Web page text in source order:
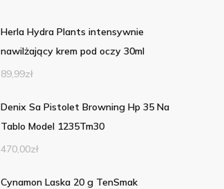
Herla Hydra Plants intensywnie
nawilżający krem pod oczy 30ml
89,99zł
Denix Sa Pistolet Browning Hp 35 Na
Tablo Model 1235Tm30
470,00zł
Cynamon Laska 20 g TenSmak